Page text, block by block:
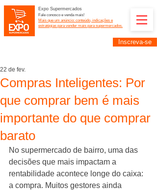
Expo Supermercados
Fale conosco e venda mais!
Mais que um anúncio: conteúdo, indicações e
estratégias para vender mais para supermercados.
Inscreva-se
Compras Inteligentes: Por
que comprar bem é mais
importante do que comprar
barato
22 de fev.
No supermercado de bairro, uma das
decisões que mais impactam a
rentabilidade acontece longe do caixa:
a compra. Muitos gestores ainda